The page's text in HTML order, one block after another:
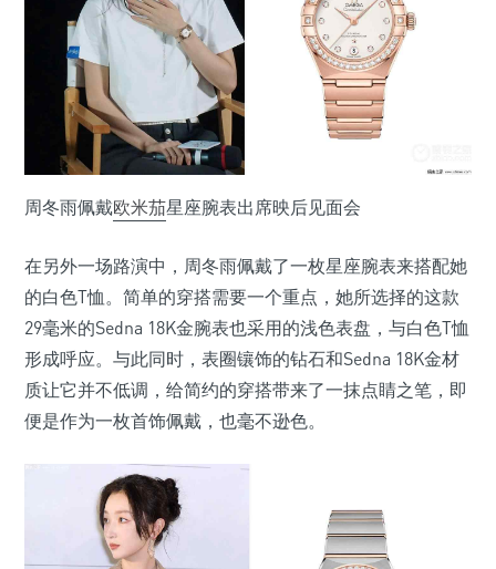
周冬雨佩戴欧米茄星座腕表出席映后见面会
在另外一场路演中，周冬雨佩戴了一枚星座腕表来搭配她
的白色T恤。简单的穿搭需要一个重点，她所选择的这款
29毫米的Sedna 18K金腕表也采用的浅色表盘，与白色T恤
形成呼应。与此同时，表圈镶饰的钻石和Sedna 18K金材
质让它并不低调，给简约的穿搭带来了一抹点睛之笔，即
便是作为一枚首饰佩戴，也毫不逊色。